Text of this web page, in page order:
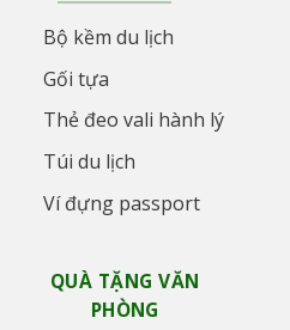
Bộ kềm du lịch
Gối tựa
Thẻ đeo vali hành lý
Túi du lịch
Ví đựng passport
QUÀ TẶNG VĂN
PHÒNG